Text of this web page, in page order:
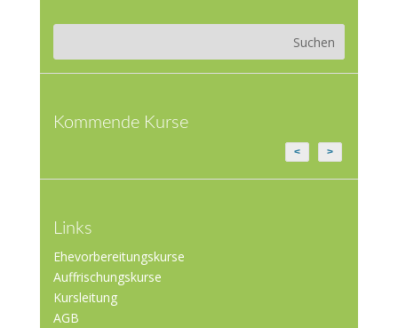
Kommende Kurse
< >
Links
Ehevorbereitungskurse
Auffrischungskurse
Kursleitung
AGB